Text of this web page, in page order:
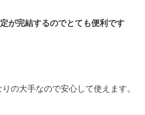
が完結するのでとても便利です
の大手なので安心して使えます。